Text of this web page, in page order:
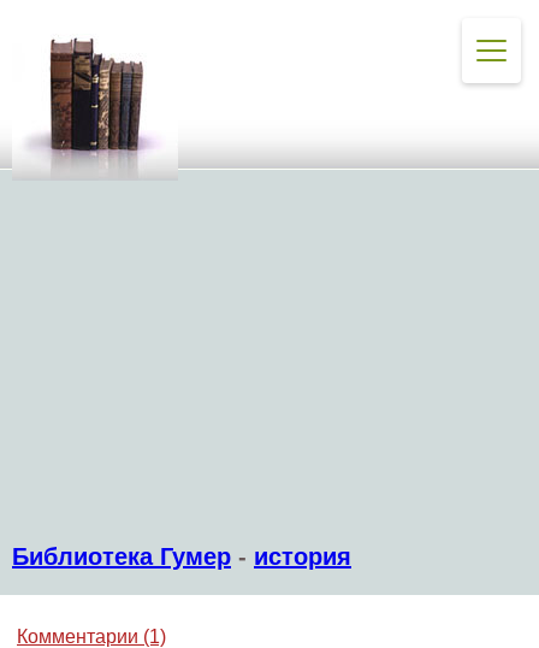
Библиотека Гумер - история
Комментарии (1)